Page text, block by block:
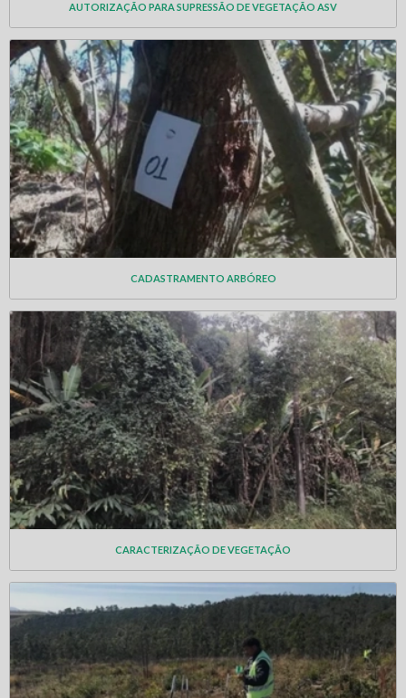
AUTORIZAÇÃO PARA SUPRESSÃO DE VEGETAÇÃO ASV
CADASTRAMENTO ARBÓREO
CARACTERIZAÇÃO DE VEGETAÇÃO